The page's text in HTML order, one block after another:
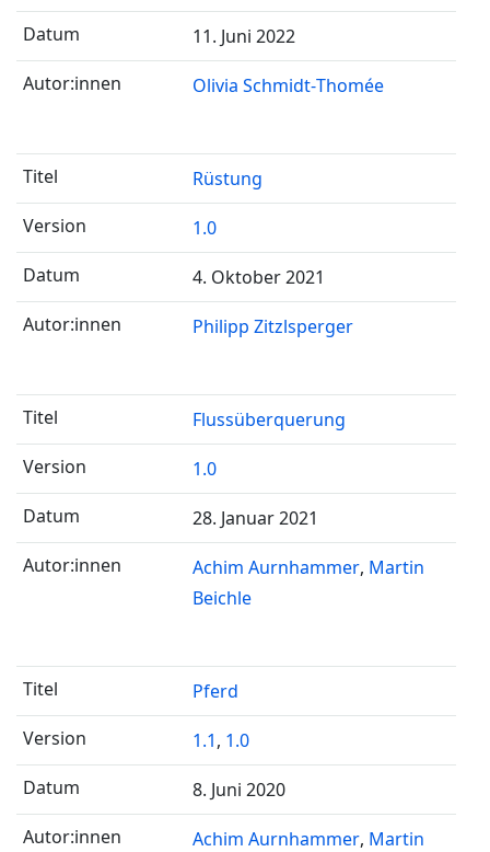
11. Juni 2022
Olivia Schmidt-Thomée
Rüstung
1.0
4. Oktober 2021
Philipp Zitzlsperger
Flussüberquerung
1.0
28. Januar 2021
Achim Aurnhammer Martin
Beichle
Pferd
1.1, 1.0
8. Juni 2020
Achim Aurnhammer Martin